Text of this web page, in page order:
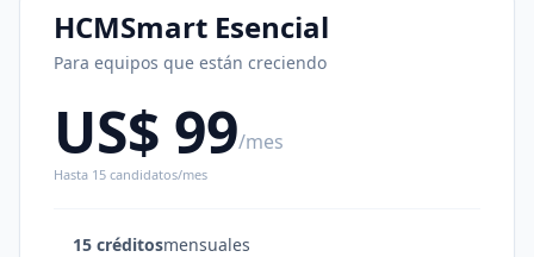
HCMSmart Esencial
Para equipos que están creciendo
US$ 99/mes
Hasta 15 candidatos/mes
15 créditosmensuales